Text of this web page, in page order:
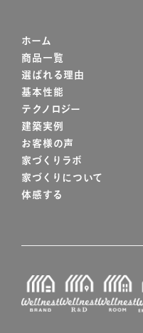
ホーム
商品一覧
選ばれる理由
基本性能
テクノロジー
建築実例
お客様の声
家づくりラボ
家づくりについて
体感する